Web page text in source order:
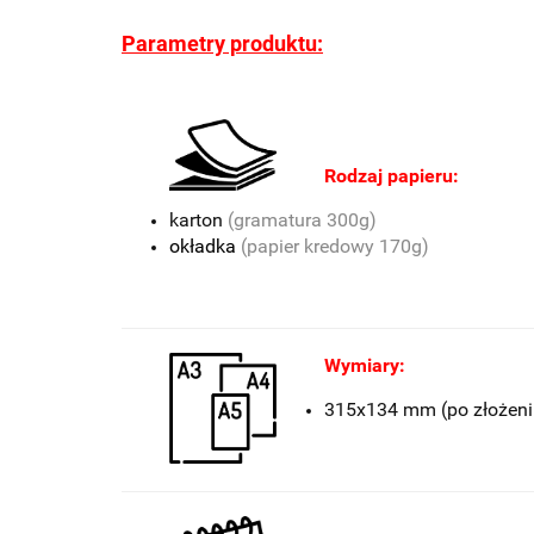
Parametry produktu:
Rodzaj papieru:
karton (gramatura 300g)
okładka (papier kredowy 170g)
Wymiary:
315x134 mm (po